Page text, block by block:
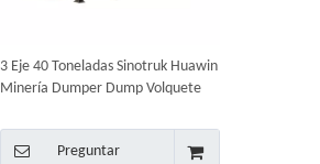
3 Eje 40 Toneladas Sinotruk Huawin
Minería Dumper Dump Volquete
Preguntar